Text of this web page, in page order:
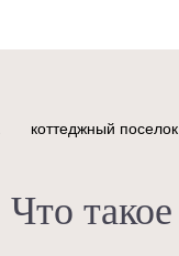
коттеджный поселок
Что